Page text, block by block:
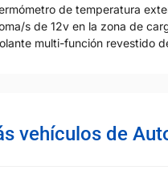
de temperatura
s de 12v en la zona de
multi-función revestido
vehículos de